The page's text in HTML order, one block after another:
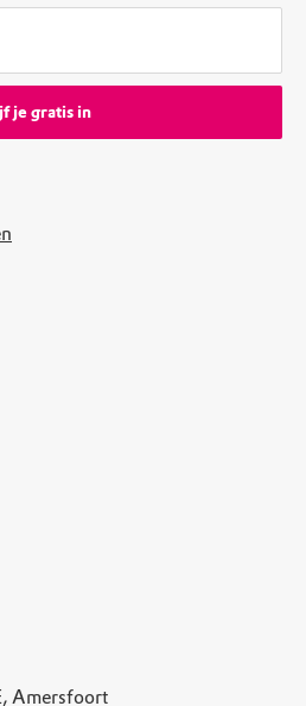
Amersfoort
je gratis in